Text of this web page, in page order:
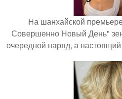
На шанхайской
Совершенно Новый День"
очередной наряд, а